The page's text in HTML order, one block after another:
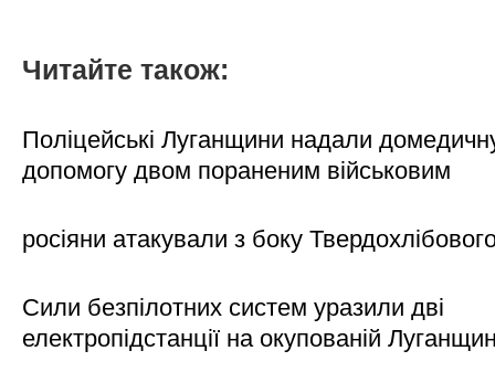
Читайте також:
Поліцейські Луганщини надали
допомогу двом пораненим військовим
росіяни атакували з боку
Сили безпілотних систем уразили дві
електропідстанції на окупованій